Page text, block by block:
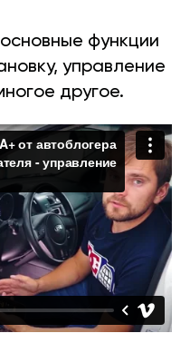
функции
управление
другое.